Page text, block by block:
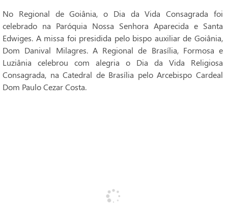
No Regional de Goiânia, o Dia da Vida Consagrada foi
celebrado na Paróquia Nossa Senhora Aparecida e Santa
Edwiges. A missa foi presidida pelo bispo auxiliar de Goiânia,
Dom Danival Milagres. A Regional de Brasília, Formosa e
Luziânia celebrou com alegria o Dia da Vida Religiosa
Consagrada, na Catedral de Brasília pelo Arcebispo Cardeal
Dom Paulo Cezar Costa.